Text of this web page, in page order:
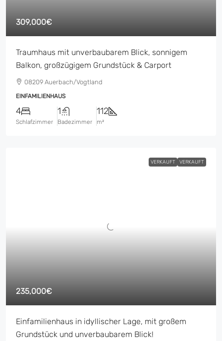
309,000€
Traumhaus mit unverbaubarem Blick, sonnigem
Balkon, großzügigem Grundstück & Carport
08209 Auerbach/Vogtland
EINFAMILIENHAUS
4
Schlafzimmer
1
Badezimmer
112
m²
VERKAUFT VERKAUFT
235,000€
Einfamilienhaus in idyllischer Lage, mit großem
Grundstück und unverbaubarem Blick!